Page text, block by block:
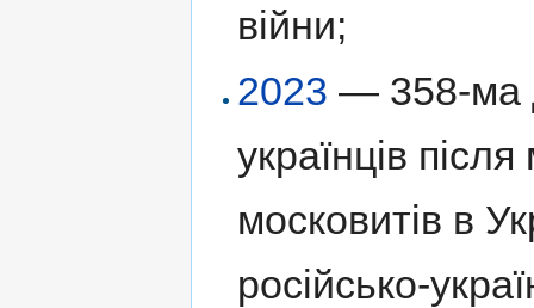
війни;
2023 — 358-ма
українців
московитів в
російсько-